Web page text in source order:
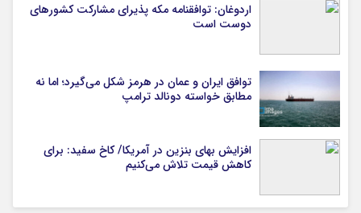
اردوغان: توافقنامه مکه پذیرای مشارکت کشورهای
دوست است
توافق ایران و عمان در هرمز شکل می‌گیرد؛ اما نه
مطابق خواسته دونالد ترامپ
افزایش بهای بنزین در آمریکا/ کاخ سفید: برای
کاهش قیمت تلاش می‌کنیم